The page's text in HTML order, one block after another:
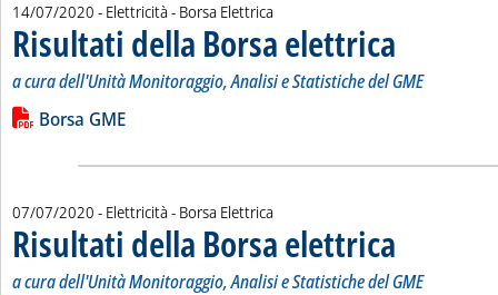
14/07/2020 - Elettricità - Borsa Elettrica
Risultati della Borsa elettrica
a cura dell'Unità Monitoraggio, Analisi e Statistiche del GME
Leggi tutta la notizia: 'Risultati della Borsa elettrica'
Lista allegati PDF alla notizia
Borsa GME
07/07/2020 - Elettricità - Borsa Elettrica
Risultati della Borsa elettrica
a cura dell'Unità Monitoraggio, Analisi e Statistiche del GME